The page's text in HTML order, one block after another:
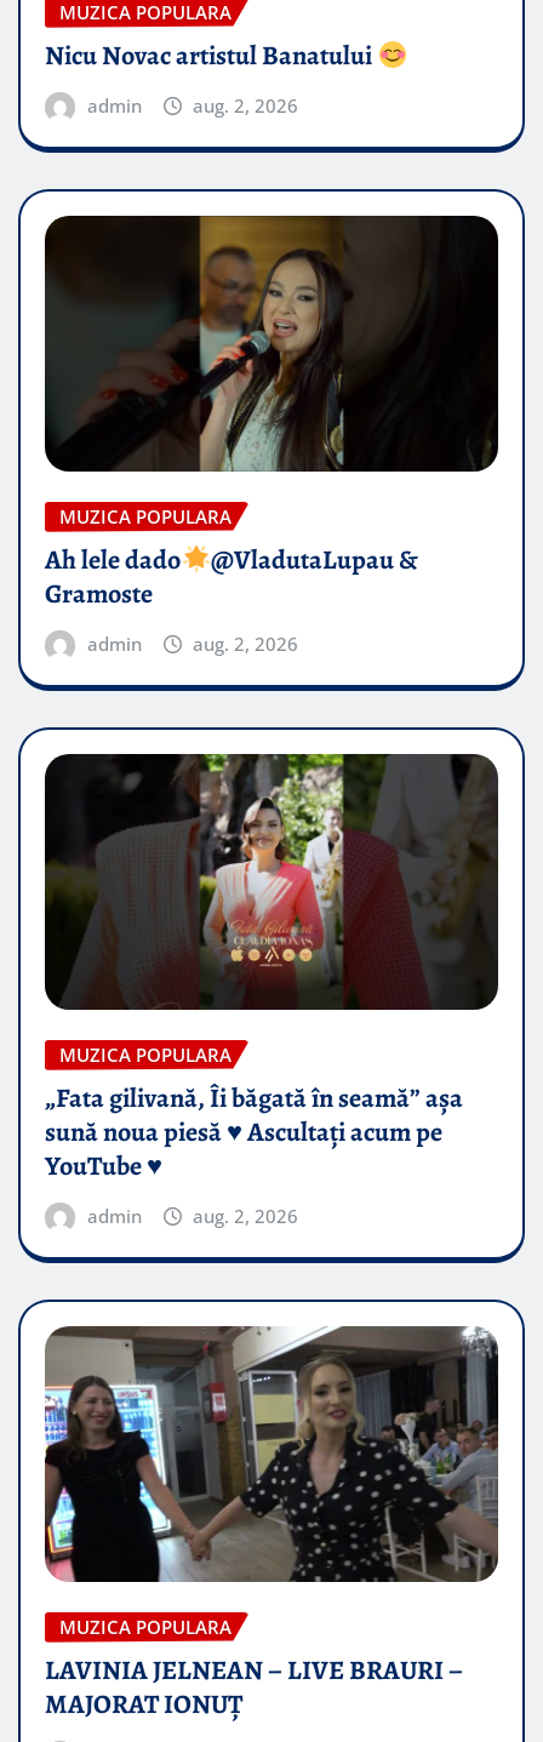
MUZICA POPULARA
Nicu Novac artistul Banatului
admin aug. 2, 2026
MUZICA POPULARA
Ah lele dado​
@VladutaLupau &
Gramoste
admin aug. 2, 2026
MUZICA POPULARA
„Fata gilivană, Îi băgată în seamă” așa
sună noua piesă ♥️ Ascultați acum pe
YouTube ♥️
admin aug. 2, 2026
MUZICA POPULARA
LAVINIA JELNEAN – LIVE BRAURI –
MAJORAT IONUŢ